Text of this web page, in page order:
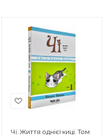
Чі. Життя однієї киці. Том